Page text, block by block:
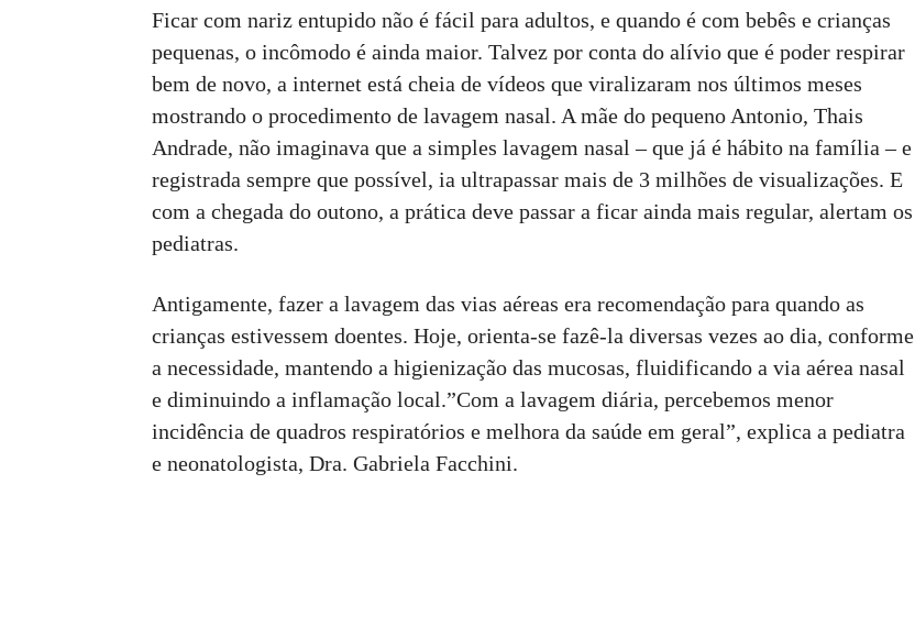
Ficar com nariz entupido não é fácil para adultos, e quando é com bebês e crianças
pequenas, o incômodo é ainda maior. Talvez por conta do alívio que é poder respirar
bem de novo, a internet está cheia de vídeos que viralizaram nos últimos meses
mostrando o procedimento de lavagem nasal. A mãe do pequeno Antonio, Thais
Andrade, não imaginava que a simples lavagem nasal – que já é hábito na família – e
registrada sempre que possível, ia ultrapassar mais de 3 milhões de visualizações. E
com a chegada do outono, a prática deve passar a ficar ainda mais regular, alertam os
pediatras.
Antigamente, fazer a lavagem das vias aéreas era recomendação para quando as
crianças estivessem doentes. Hoje, orienta-se fazê-la diversas vezes ao dia, conforme
a necessidade, mantendo a higienização das mucosas, fluidificando a via aérea nasal
e diminuindo a inflamação local.”Com a lavagem diária, percebemos menor
incidência de quadros respiratórios e melhora da saúde em geral”, explica a pediatra
e neonatologista, Dra. Gabriela Facchini.